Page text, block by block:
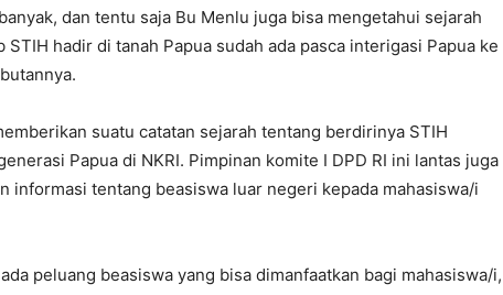
dan tentu saja Bu Menlu juga bisa mengetahui sejarah
hadir di tanah Papua sudah ada pasca interigasi Papua ke
suatu catatan sejarah tentang berdirinya STIH
Papua di NKRI. Pimpinan komite I DPD RI ini lantas juga
informasi tentang beasiswa luar negeri kepada mahasiswa/i
peluang beasiswa yang bisa dimanfaatkan bagi mahasiswa/i,